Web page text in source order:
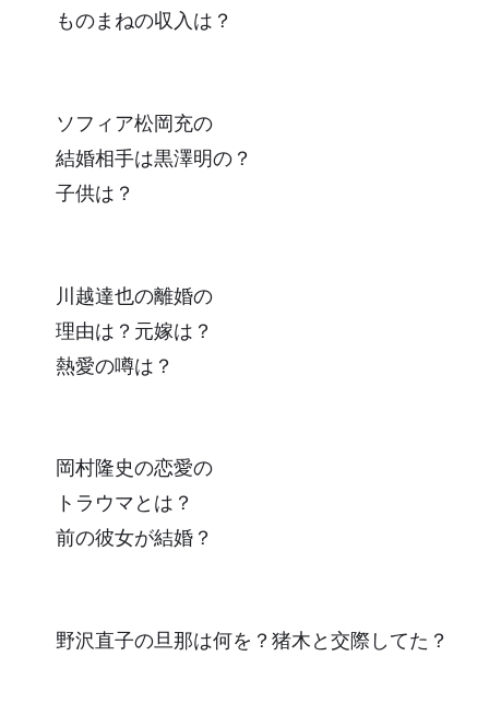
ものまねの収入は？
ソフィア松岡充の
結婚相手は黒澤明の？
子供は？
川越達也の離婚の
理由は？元嫁は？
熱愛の噂は？
岡村隆史の恋愛の
トラウマとは？
前の彼女が結婚？
野沢直子の旦那は何を？猪木と交際してた？